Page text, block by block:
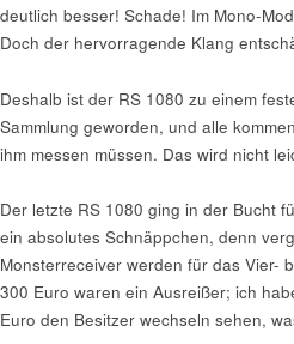
deutlich besser! Schade! Im Mono-
Doch der hervorragende Klang
Deshalb ist der RS 1080 zu einem
Sammlung geworden, und alle
ihm messen müssen. Das wird nicht
Der letzte RS 1080 ging in der Bucht
ein absolutes Schnäppchen, denn
Monsterreceiver werden für das Vier-
300 Euro waren ein Ausreißer; ich
Euro den Besitzer wechseln sehen,